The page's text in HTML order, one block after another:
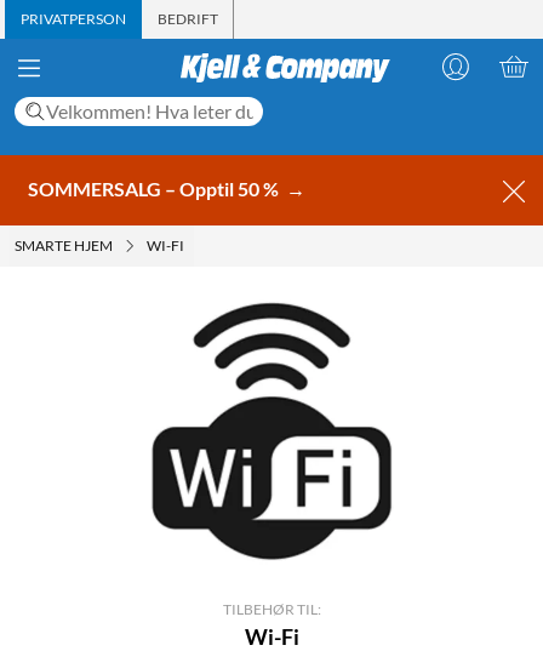
PRIVATPERSON BEDRIFT
SOMMERSALG – Opptil 50 % →
SMARTE HJEM WI-FI
TILBEHØR TIL:
Wi-Fi